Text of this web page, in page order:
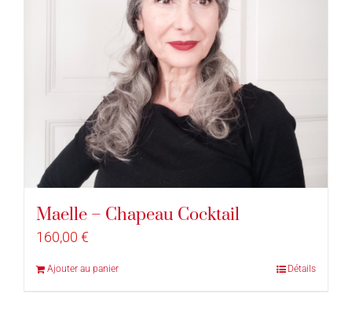
Maelle – Chapeau Cocktail
160,00 €
Ajouter au panier Détails